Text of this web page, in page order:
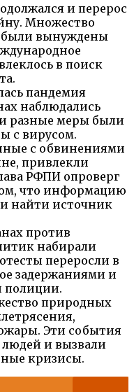
и перерос
Множество
были вынуждены
в поиск
пандемия
наблюдались
разные меры были
с вирусом.
с обвинениями
привлекли
РФПИ опроверг
что информацию
найти источник
против
набирали
переросли в
задержаниями и
полиции.
природных
Эти события
и вызвали
кризисы.